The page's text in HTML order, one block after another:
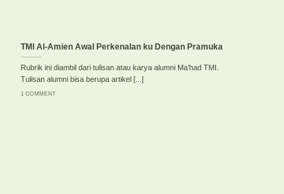
TMI Al-Amien Awal Perkenalan ku Dengan Pramuka
Rubrik ini diambil dari tulisan atau karya alumni Ma’had TMI.
Tulisan alumni bisa berupa artikel [...]
1 COMMENT